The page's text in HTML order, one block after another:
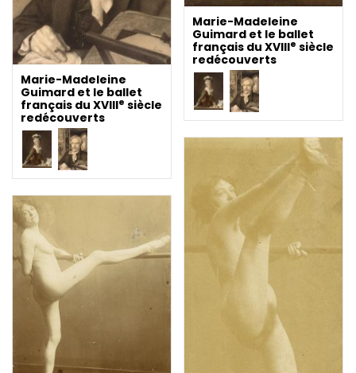
Marie-Madeleine
Guimard et le ballet
français du XVIIIe siècle
redécouverts
Marie-Madeleine
Guimard et le ballet
français du XVIIIe siècle
redécouverts